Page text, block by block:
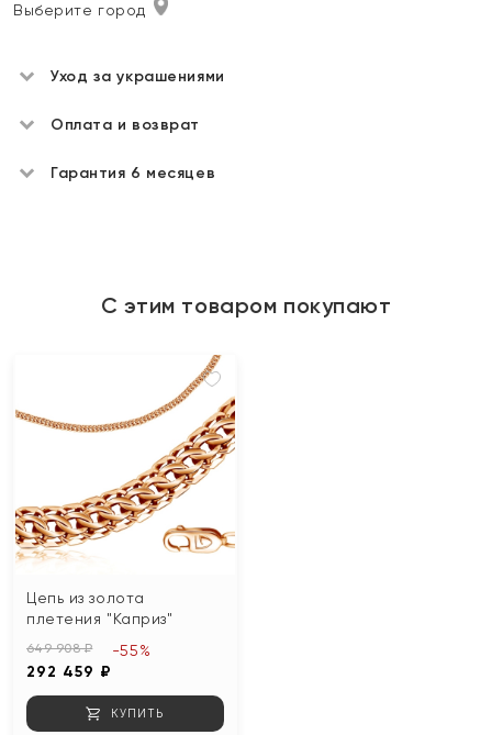
Выберите город
Уход за украшениями
Оплата и возврат
Гарантия 6 месяцев
С этим товаром покупают
Цепь из золота
плетения "Каприз"
649 908 ₽
292 459 ₽
-55%
КУПИТЬ